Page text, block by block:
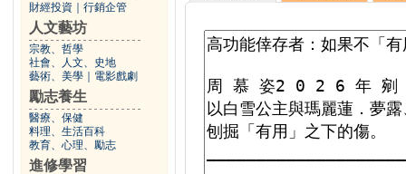
財經投資 行銷企管
人文藝坊
宗教、哲學
社會、人文、史地
藝術、美學
電影戲劇
勵志養生
醫療、保健
料理、生活百科
教育、心理、勵志
進修學習